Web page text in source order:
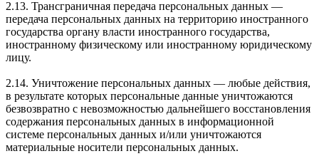
2.13. Трансграничная передача персональных данных —
передача персональных данных на территорию иностранного
государства органу власти иностранного государства,
иностранному физическому или иностранному юридическому
лицу.
2.14. Уничтожение персональных данных — любые действия,
в результате которых персональные данные уничтожаются
безвозвратно с невозможностью дальнейшего восстановления
содержания персональных данных в информационной
системе персональных данных и/или уничтожаются
материальные носители персональных данных.